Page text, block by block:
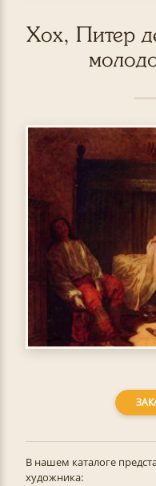
Хох, Питер
В нашем каталоге
художника: